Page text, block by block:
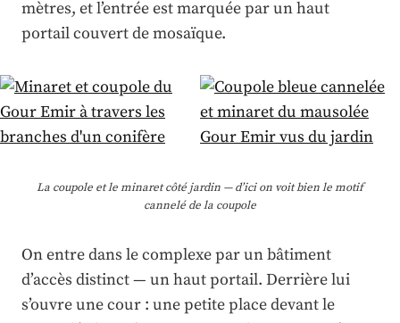
mètres, et l’entrée est marquée par un haut
portail couvert de mosaïque.
La coupole et le minaret côté jardin — d’ici on voit bien le motif
cannelé de la coupole
On entre dans le complexe par un bâtiment
d’accès distinct — un haut portail. Derrière lui
s’ouvre une cour : une petite place devant le